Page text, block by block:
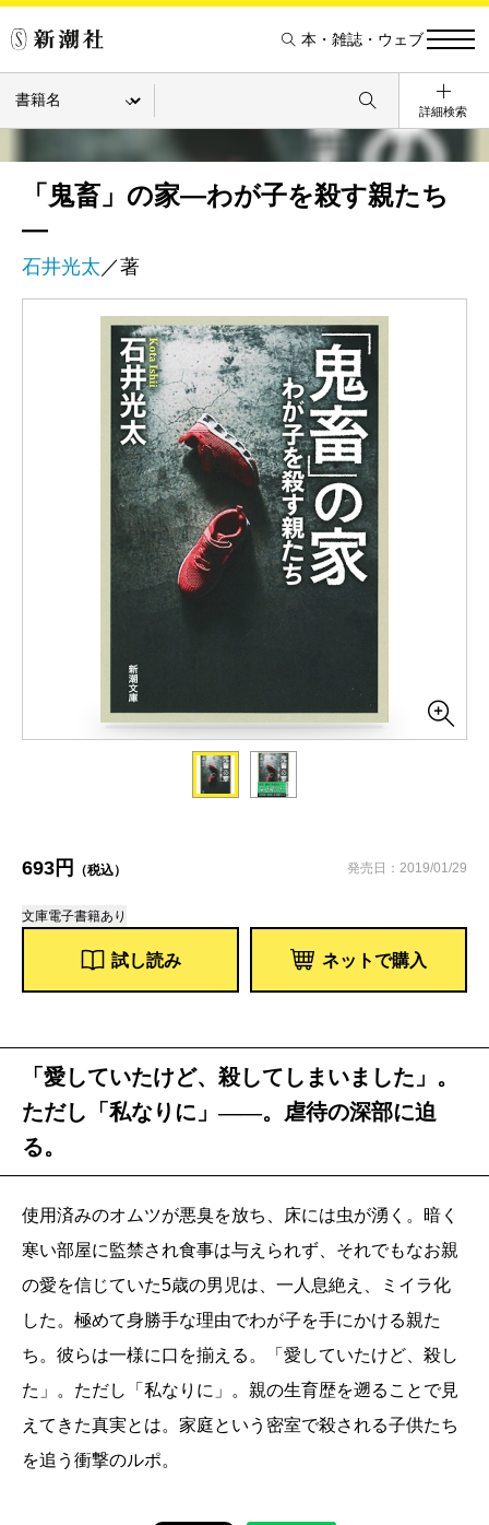
本・雑誌・ウェブ
詳細検索
「鬼畜」の家―わが子を殺す親たち
―
石井光太 ／著
693円 （税込） 発売日：2019/01/29
文庫電子書籍あり
試し読み ネットで購入
「愛していたけど、殺してしまいました」。
ただし「私なりに」――。虐待の深部に迫
る。
使用済みのオムツが悪臭を放ち、床には虫が湧く。暗く
寒い部屋に監禁され食事は与えられず、それでもなお親
の愛を信じていた5歳の男児は、一人息絶え、ミイラ化
した。極めて身勝手な理由でわが子を手にかける親た
ち。彼らは一様に口を揃える。「愛していたけど、殺し
た」。ただし「私なりに」。親の生育歴を遡ることで見
えてきた真実とは。家庭という密室で殺される子供たち
を追う衝撃のルポ。